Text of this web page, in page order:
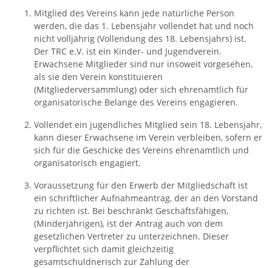
Mitglied des Vereins kann jede natürliche Person
werden, die das 1. Lebensjahr vollendet hat und noch
nicht volljährig (Vollendung des 18. Lebensjahrs) ist.
Der TRC e.V. ist ein Kinder- und Jugendverein.
Erwachsene Mitglieder sind nur insoweit vorgesehen,
als sie den Verein konstituieren
(Mitgliederversammlung) oder sich ehrenamtlich für
organisatorische Belange des Vereins engagieren.
Vollendet ein jugendliches Mitglied sein 18. Lebensjahr,
kann dieser Erwachsene im Verein verbleiben, sofern er
sich für die Geschicke des Vereins ehrenamtlich und
organisatorisch engagiert.
Voraussetzung für den Erwerb der Mitgliedschaft ist
ein schriftlicher Aufnahmeantrag, der an den Vorstand
zu richten ist. Bei beschränkt Geschäftsfähigen,
(Minderjährigen), ist der Antrag auch von dem
gesetzlichen Vertreter zu unterzeichnen. Dieser
verpflichtet sich damit gleichzeitig
gesamtschuldnerisch zur Zahlung der